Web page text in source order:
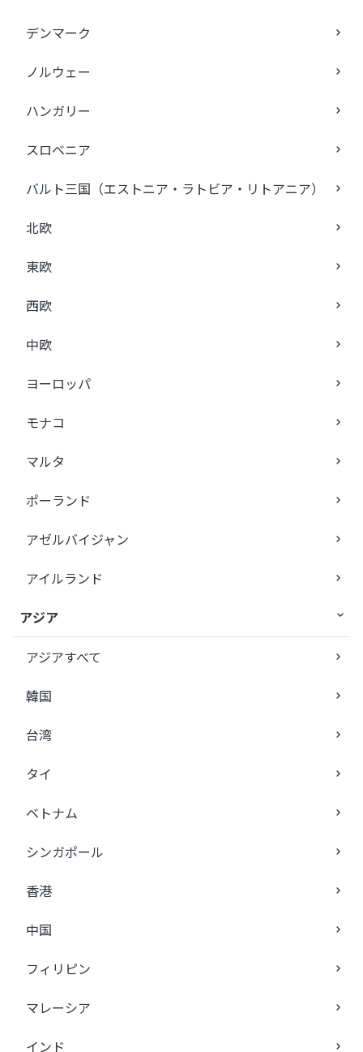
デンマーク
ノルウェー
ハンガリー
スロベニア
バルト三国（エストニア・ラトビア・リトアニア）
北欧
東欧
西欧
中欧
ヨーロッパ
モナコ
マルタ
ポーランド
アゼルバイジャン
アイルランド
アジア
アジアすべて
韓国
台湾
タイ
ベトナム
シンガポール
香港
中国
フィリピン
マレーシア
インド